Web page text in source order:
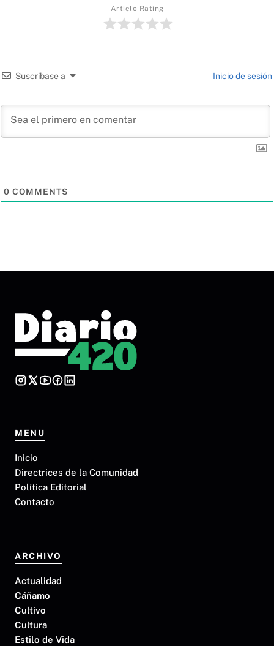
Article Rating
Suscríbase a Inicio de sesión
0 COMMENTS
MENU
Inicio
Directrices de la Comunidad
Política Editorial
Contacto
ARCHIVO
Actualidad
Cáñamo
Cultivo
Cultura
Estilo de Vida